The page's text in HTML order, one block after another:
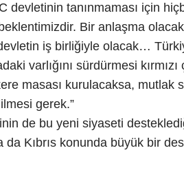
devletinin tanınmaması için
Bir anlaşma
iş birliğiyle olacak…
varlığını sürdürmesi kırmızı
masası kurulacaksa, mutlak
gerek.”
de bu yeni siyaseti
Kıbrıs konunda büyük bir